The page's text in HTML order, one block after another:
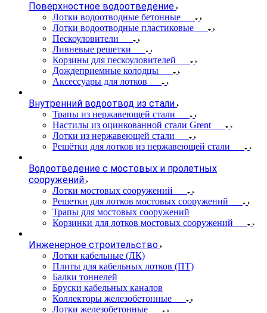
Поверхностное водоотведение
Лотки водоотводные бетонные
Лотки водоотводные пластиковые
Пескоуловители
Ливневые решетки
Корзины для пескоуловителей
Дождеприемные колодцы
Аксессуары для лотков
Внутренний водоотвод из стали
Трапы из нержавеющей стали
Настилы из оцинкованной стали Grent
Лотки из нержавеющей стали
Решётки для лотков из нержавеющей стали
Водоотведение с мостовых и пролетных
сооружений
Лотки мостовых сооружений
Решетки для лотков мостовых сооружений
Трапы для мостовых сооружений
Корзинки для лотков мостовых сооружений
Инженерное строительство
Лотки кабельные (ЛК)
Плиты для кабельных лотков (ПТ)
Балки тоннелей
Бруски кабельных каналов
Коллекторы железобетонные
Лотки железобетонные